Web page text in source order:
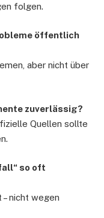
folgen.
öffentlich
aber nicht über
zuverlässig?
Quellen sollte
so oft
nicht wegen